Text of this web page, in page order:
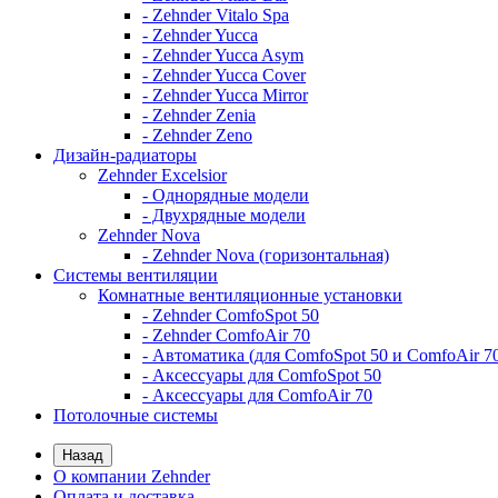
- Zehnder Vitalo Spa
- Zehnder Yucca
- Zehnder Yucca Asym
- Zehnder Yucca Cover
- Zehnder Yucca Mirror
- Zehnder Zenia
- Zehnder Zeno
Дизайн-радиаторы
Zehnder Excelsior
- Однорядные модели
- Двухрядные модели
Zehnder Nova
- Zehnder Nova (горизонтальная)
Системы вентиляции
Комнатные вентиляционные установки
- Zehnder ComfoSpot 50
- Zehnder ComfoAir 70
- Автоматика (для ComfoSpot 50 и ComfoAir
- Аксессуары для ComfoSpot 50
- Аксессуары для ComfoAir 70
Потолочные системы
Назад
О компании Zehnder